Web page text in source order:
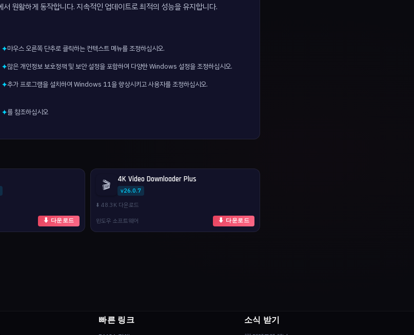
원활하게 동작합니다. 지속적인 업데이트로 최적의 성능을 유지합니다.
✦마우스 오른쪽 단추로 클릭하는 컨텍스트 메뉴를 조정하십시오.
✦많은 개인정보 보호정책 및 보안 설정을 포함하여 다양한 Windows 설정을 조정하십시오.
✦추가 프로그램을 설치하여 Windows 11을 향상시키고 사용자를 조정하십시오.
✦를 참조하십시오
⬇ 다운로드
🎬 4K Video Downloader Plus
v26.0.7
⬇️ 48.3K 다운로드
윈도우 소프트웨어
⬇ 다운로드
빠른 링크 소식 받기